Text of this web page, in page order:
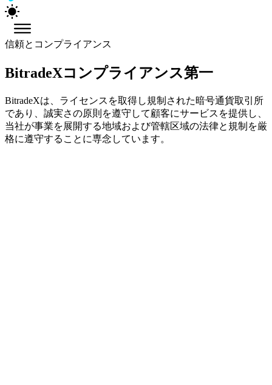
信頼とコンプライアンス
BitradeXコンプライアンス第一
BitradeXは、ライセンスを取得し規制された暗号通貨取引所
であり、誠実さの原則を遵守して顧客にサービスを提供し、
当社が事業を展開する地域および管轄区域の法律と規制を厳
格に遵守することに専念しています。